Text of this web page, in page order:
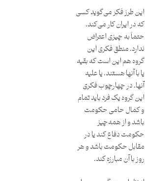
این طرز فکر می‌گوید کسی
که در ایران کار می‌کند،
حتماً به چیزی اعتراض
ندارد. منطق فکری این
گروه هم این است که بقیه
یا با آنها هستند، یا علیه
آنها. در چهارچوب فکری
این گروه یک فرد باید تمام
و کمال حامی حکومت
باشد و از همه‌چیز
حکومت دفاع کند یا در
مقابل حکومت باشد و هر
روز با آن مبارزه کند.